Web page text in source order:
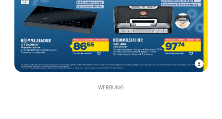
3
WERBUNG